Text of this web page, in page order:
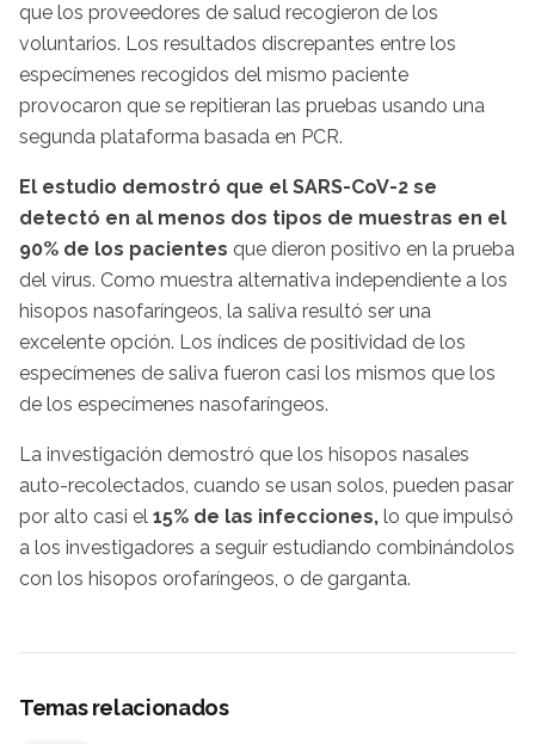
que los proveedores de salud recogieron de los
voluntarios. Los resultados discrepantes entre los
especímenes recogidos del mismo paciente
provocaron que se repitieran las pruebas usando una
segunda plataforma basada en PCR.
El estudio demostró que el SARS-CoV-2 se
detectó en al menos dos tipos de muestras en el
90% de los pacientes que dieron positivo en la prueba
del virus. Como muestra alternativa independiente a los
hisopos nasofaríngeos, la saliva resultó ser una
excelente opción. Los índices de positividad de los
especímenes de saliva fueron casi los mismos que los
de los especímenes nasofaríngeos.
La investigación demostró que los hisopos nasales
auto-recolectados, cuando se usan solos, pueden pasar
por alto casi el 15% de las infecciones, lo que impulsó
a los investigadores a seguir estudiando combinándolos
con los hisopos orofaríngeos, o de garganta.
Temas relacionados